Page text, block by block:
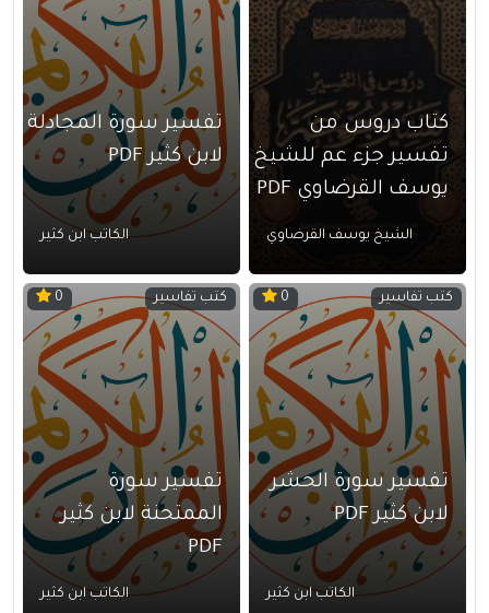
كتاب دروس من
تفسير جزء عم للشيخ
يوسف القرضاوي PDF
الشيخ يوسف القرضاوي
تفسير سورة المجادلة
لابن كثير PDF
الكاتب ابن كثير
كتب تفاسير 0
تفسير سورة الحشر
لابن كثير PDF
الكاتب ابن كثير
كتب تفاسير 0
تفسير سورة
الممتحنة لابن كثير
PDF
الكاتب ابن كثير